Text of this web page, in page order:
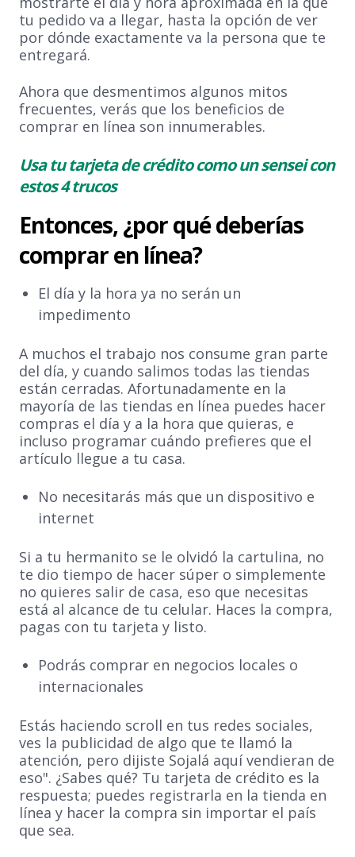
tu pedido va a llegar, hasta la opción de ver
por dónde exactamente va la persona que te
entregará.
Ahora que desmentimos algunos mitos
frecuentes, verás que los beneficios de
comprar en línea son innumerables.
Usa tu tarjeta de crédito como un sensei con
estos 4 trucos
Entonces, ¿por qué deberías
comprar en línea?
El día y la hora ya no serán un
impedimento
A muchos el trabajo nos consume gran parte
del día, y cuando salimos todas las tiendas
están cerradas. Afortunadamente en la
mayoría de las tiendas en línea puedes hacer
compras el día y a la hora que quieras, e
incluso programar cuándo prefieres que el
artículo llegue a tu casa.
No necesitarás más que un dispositivo e
internet
Si a tu hermanito se le olvidó la cartulina, no
te dio tiempo de hacer súper o simplemente
no quieres salir de casa, eso que necesitas
está al alcance de tu celular. Haces la compra,
pagas con tu tarjeta y listo.
Podrás comprar en negocios locales o
internacionales
Estás haciendo scroll en tus redes sociales,
ves la publicidad de algo que te llamó la
atención, pero dijiste Sojalá aquí vendieran de
eso". ¿Sabes qué? Tu tarjeta de crédito es la
respuesta; puedes registrarla en la tienda en
línea y hacer la compra sin importar el país
que sea.